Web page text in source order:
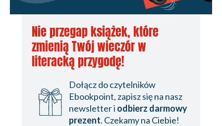
Nie przegap książek, które
zmienią Twój wieczór w
literacką przygodę!
Dołącz do czytelników
Ebookpoint, zapisz się na nasz
newsletter i odbierz darmowy
prezent. Czekamy na Ciebie!